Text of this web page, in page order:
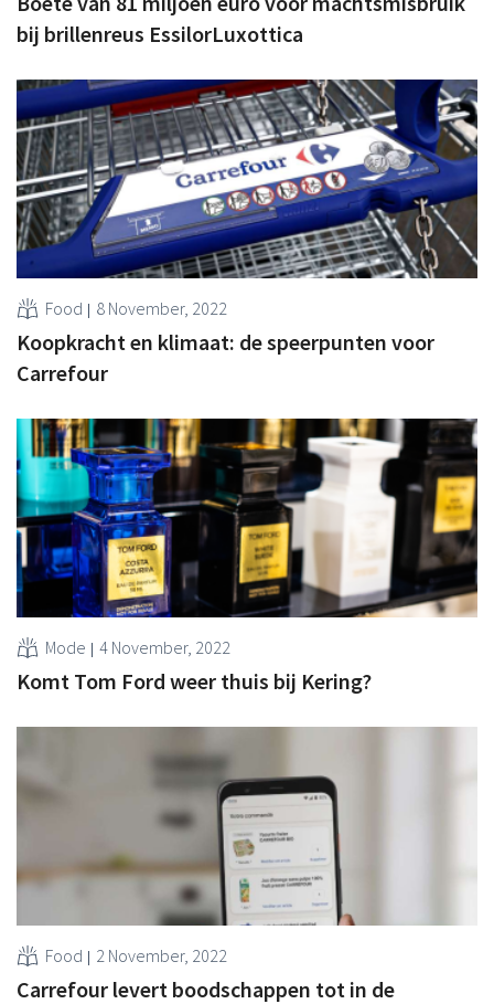
bij brillenreus EssilorLuxottica
Food 8 November, 2022
Koopkracht en klimaat: de speerpunten voor
Carrefour
Mode 4 November, 2022
Komt Tom Ford weer thuis bij Kering?
Food 2 November, 2022
Carrefour levert boodschappen tot in de